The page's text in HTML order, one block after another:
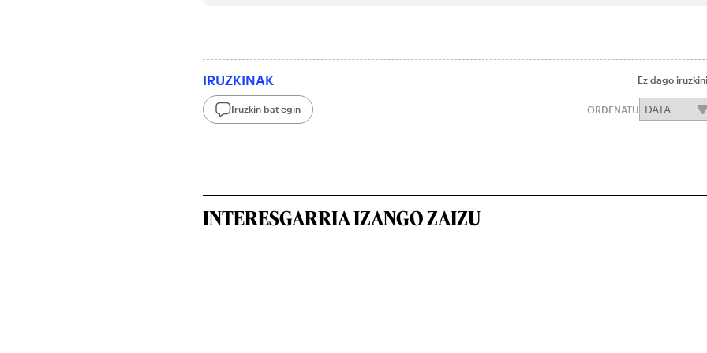
IRUZKINAK Ez dago
Iruzkin bat egin ORDENATU
INTERESGARRIA IZANGO ZAIZU